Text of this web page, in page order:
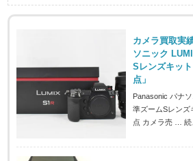
カメラ買取実
ソニック
Sレンズキッ
点」
Panasonic パナ
準ズームSレンズ
点 カメラ売 …続